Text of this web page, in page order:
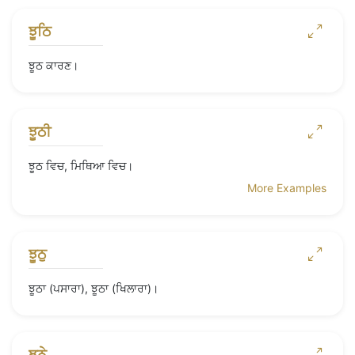
ਝੂਠਿ
ਝੂਠ ਕਾਰਣ।
ਝੂਠੀ
ਝੂਠ ਵਿਚ, ਮਿਥਿਆ ਵਿਚ।
More Examples
ਝੂਠੁ
ਝੂਠਾ (ਪਸਾਰਾ), ਝੂਠਾ (ਖਿਲਾਰਾ)।